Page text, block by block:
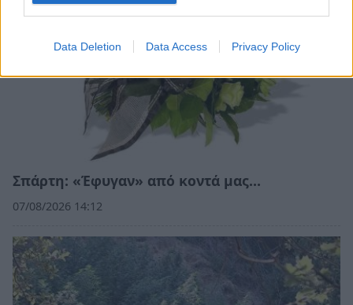
Data Deletion Data Access Privacy Policy
Σπάρτη: «Έφυγαν» από κοντά μας…
07/08/2026 14:12